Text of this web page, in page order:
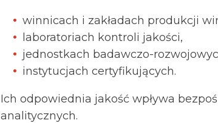
winnicach i zakładach produkcji
laboratoriach kontroli jakości,
jednostkach badawczo-
instytucjach certyfikujących.
Ich odpowiednia jakość wpływa
analitycznych.